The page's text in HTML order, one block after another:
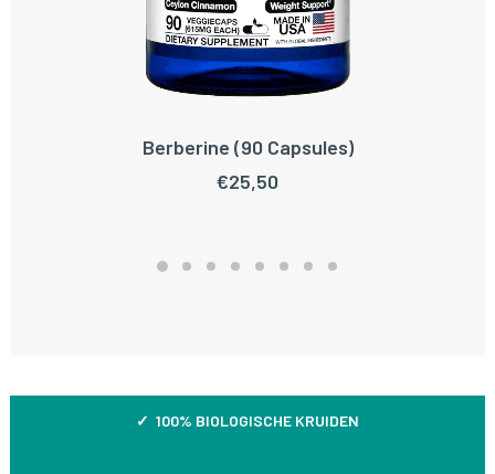
TOEVOEGEN AAN WINKELWAGEN
Berberine (90 Capsules)
€25,50
✓ 100% BIOLOGISCHE KRUIDEN